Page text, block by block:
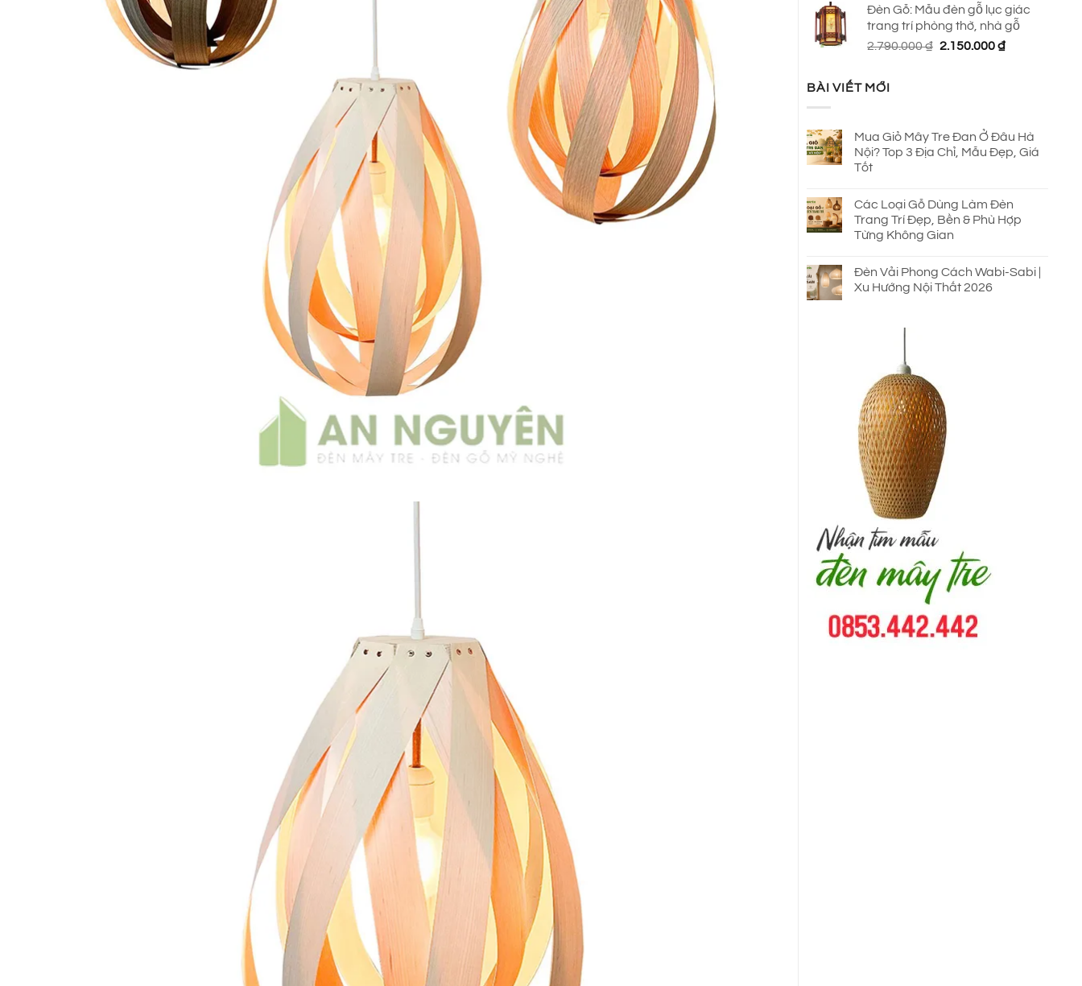
là:
930.000 ₫.
tại
là:
690.000 ₫.
Đèn Gỗ: Mẫu đèn gỗ lục giác
trang trí phòng thờ, nhà gỗ
2.790.000₫ Giá
2.150.000₫Giá
BÀI VIẾT MỚI
Mua Giỏ Mây Tre Đan Ở Đâu Hà
Nội? Top 3 Địa Chỉ, Mẫu Đẹp, Giá
Tốt
Các Loại Gỗ Dùng Làm Đèn
Trang Trí Đẹp, Bền & Phù Hợp
Từng Không Gian
Đèn Vải Phong Cách Wabi-Sabi |
Xu Hướng Nội Thất 2026